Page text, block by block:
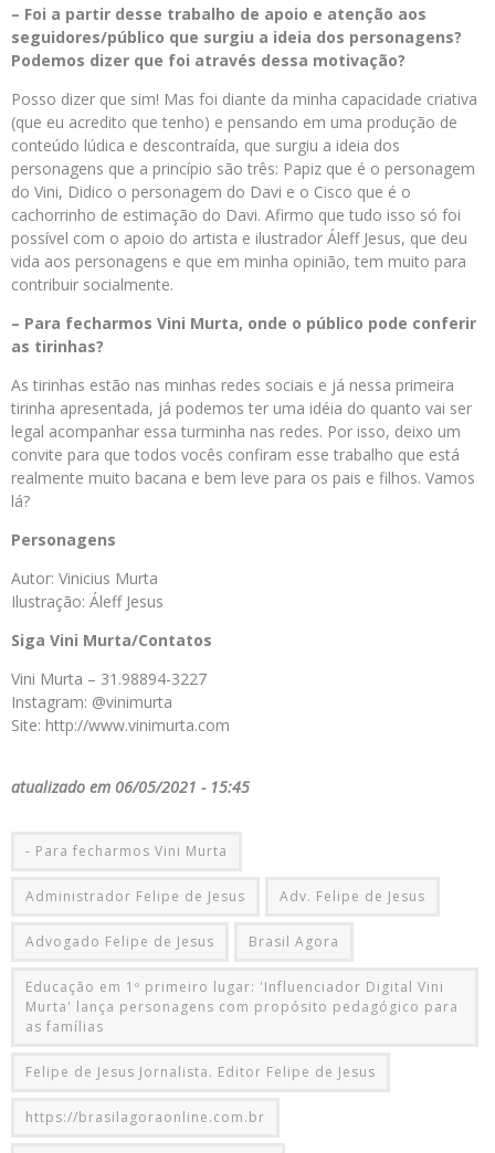
– Foi a partir desse trabalho de apoio e atenção aos
seguidores/público que surgiu a ideia dos personagens?
Podemos dizer que foi através dessa motivação?
Posso dizer que sim! Mas foi diante da minha capacidade criativa
(que eu acredito que tenho) e pensando em uma produção de
conteúdo lúdica e descontraída, que surgiu a ideia dos
personagens que a princípio são três: Papiz que é o personagem
do Vini, Didico o personagem do Davi e o Cisco que é o
cachorrinho de estimação do Davi. Afirmo que tudo isso só foi
possível com o apoio do artista e ilustrador Áleff Jesus, que deu
vida aos personagens e que em minha opinião, tem muito para
contribuir socialmente.
– Para fecharmos Vini Murta, onde o público pode conferir
as tirinhas?
As tirinhas estão nas minhas redes sociais e já nessa primeira
tirinha apresentada, já podemos ter uma idéia do quanto vai ser
legal acompanhar essa turminha nas redes. Por isso, deixo um
convite para que todos vocês confiram esse trabalho que está
realmente muito bacana e bem leve para os pais e filhos. Vamos
lá?
Personagens
Autor: Vinicius Murta
Ilustração: Áleff Jesus
Siga Vini Murta/Contatos
Vini Murta – 31.98894-3227
Instagram: @vinimurta
Site: http://www.vinimurta.com
atualizado em 06/05/2021 - 15:45
- Para fecharmos Vini Murta
Administrador Felipe de Jesus Adv. Felipe de Jesus
Advogado Felipe de Jesus Brasil Agora
Educação em 1º primeiro lugar: 'Influenciador Digital Vini
Murta' lança personagens com propósito pedagógico para
as famílias
Felipe de Jesus Jornalista. Editor Felipe de Jesus
https://brasilagoraonline.com.br